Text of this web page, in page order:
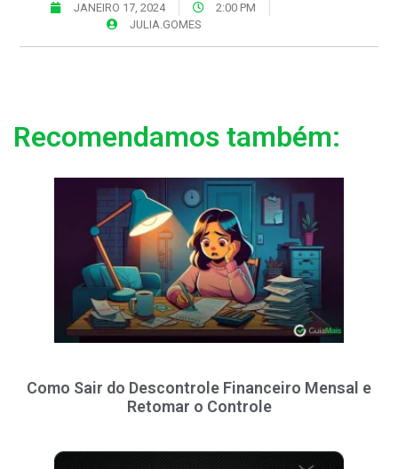
JANEIRO 17, 2024
2:00 PM
JULIA.GOMES
Recomendamos também:
Como Sair do Descontrole Financeiro Mensal e
Retomar o Controle